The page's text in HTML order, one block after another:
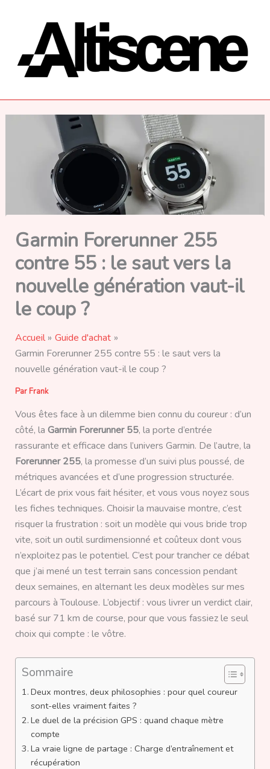
Garmin Forerunner 255
contre 55 : le saut vers la
nouvelle génération vaut-il
le coup ?
Accueil
Guide d'achat
Garmin Forerunner 255 contre 55 : le saut vers la
nouvelle génération vaut-il le coup ?
Par Frank
Vous êtes face à un dilemme bien connu du coureur : d’un
côté, la Garmin Forerunner 55, la porte d’entrée
rassurante et efficace dans l’univers Garmin. De l’autre, la
Forerunner 255, la promesse d’un suivi plus poussé, de
métriques avancées et d’une progression structurée.
L’écart de prix vous fait hésiter, et vous vous noyez sous
les fiches techniques. Choisir la mauvaise montre, c’est
risquer la frustration : soit un modèle qui vous bride trop
vite, soit un outil surdimensionné et coûteux dont vous
n’exploitez pas le potentiel. C’est pour trancher ce débat
que j’ai mené un test terrain sans concession pendant
deux semaines, en alternant les deux modèles sur mes
parcours à Toulouse. L’objectif : vous livrer un verdict clair,
basé sur 71 km de course, pour que vous fassiez le seul
choix qui compte : le vôtre.
Sommaire
Deux montres, deux philosophies : pour quel coureur
sont-elles vraiment faites ?
Le duel de la précision GPS : quand chaque mètre
compte
La vraie ligne de partage : Charge d’entraînement et
récupération